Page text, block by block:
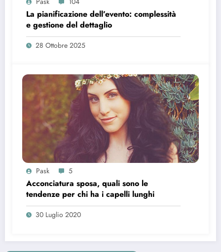
La pianificazione dell’evento: complessità
e gestione del dettaglio
28 Ottobre 2025
Pask 5
Acconciatura sposa, quali sono le
tendenze per chi ha i capelli lunghi
30 Luglio 2020